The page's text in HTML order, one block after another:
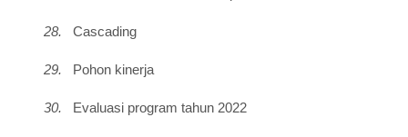
28. Cascading
29. Pohon kinerja
30. Evaluasi program tahun 2022